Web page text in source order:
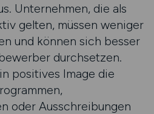
Unternehmen, die als
gelten, müssen weniger
und können sich besser
durchsetzen.
positives Image die
oder Ausschreibungen